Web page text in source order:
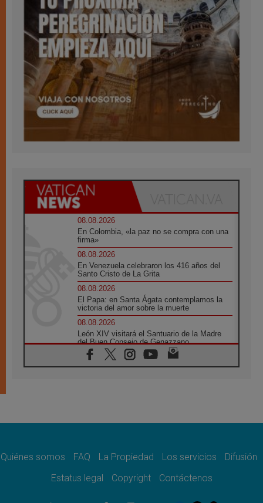
08.08.2026
En Colombia, «la paz no se compra con una
firma»
08.08.2026
En Venezuela celebraron los 416 años del
Santo Cristo de La Grita
08.08.2026
El Papa: en Santa Ágata contemplamos la
victoria del amor sobre la muerte
08.08.2026
León XIV visitará el Santuario de la Madre
del Buen Consejo de Genazzano
07.08.2026
Filipinas: el Vicariato Apostólico de Calapán
07.08.2026
07.08.2026
muertos en 300 días
Quiénes somos FAQ La Propiedad Los servicios
Difusión
Estatus legal
Copyright Contáctenos